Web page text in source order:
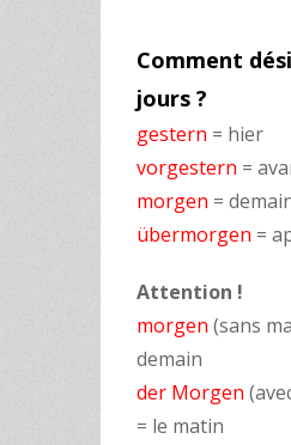
Comment
jours ?
gestern = hier
vorgestern =
morgen =
übermorgen =
Attention !
morgen (sans
demain
der Morgen
= le matin